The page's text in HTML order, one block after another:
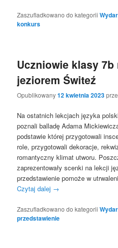
Zaszufladkowano do kategorii
konkurs
Uczniowie klasy 7b
jeziorem Świteź
Opublikowany12 kwietnia 2023
Na ostatnich lekcjach języka
poznali balladę Adama
podstawie której przygotowali
role, przygotowali dekoracje,
romantyczny klimat utworu.
zaprezentowały scenki na lekcji
przedstawienie pomoże w
Czytaj dalej →
Zaszufladkowano do kategorii
przedstawienie